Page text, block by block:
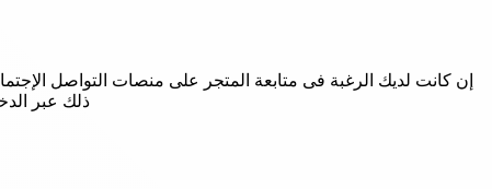
إن كانت لديك الرغبة فى متابعة المتجر على منصات التواصل
ذلك عبر